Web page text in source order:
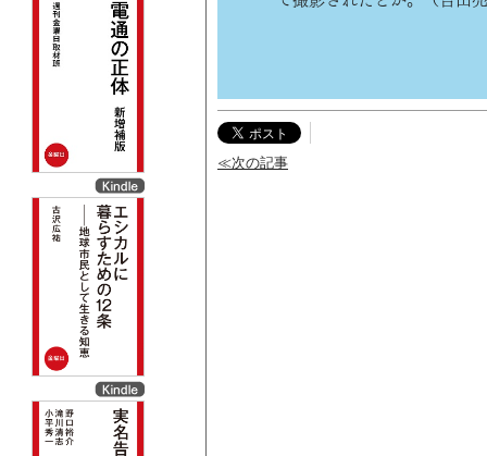
≪次の記事